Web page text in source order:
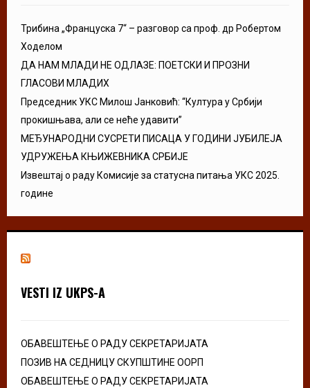
Трибина „Француска 7“ – разговор са проф. др Робертом
Ходелом
ДА НАМ МЛАДИ НЕ ОДЛАЗЕ: ПОЕТСКИ И ПРОЗНИ
ГЛАСОВИ МЛАДИХ
Председник УКС Милош Јанковић: “Култура у Србији
прокишњава, али се неће удавити”
МЕЂУНАРОДНИ СУСРЕТИ ПИСАЦА У ГОДИНИ ЈУБИЛЕЈА
УДРУЖЕЊА КЊИЖЕВНИКА СРБИЈЕ
Извештај о раду Комисије за статусна питања УКС 2025.
године
VESTI IZ UKPS-A
ОБАВЕШТЕЊЕ О РАДУ СЕКРЕТАРИЈАТА
ПОЗИВ НА СЕДНИЦУ СКУПШТИНЕ ООРП
ОБАВЕШТЕЊЕ О РАДУ СЕКРЕТАРИЈАТА